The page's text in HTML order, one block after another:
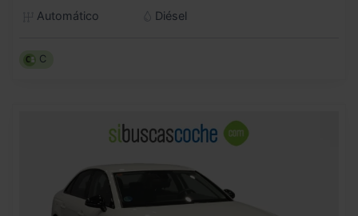
Automático
Diésel
C